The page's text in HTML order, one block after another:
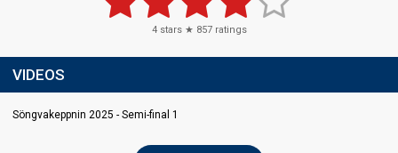
4stars ★ 857ratings
VIDEOS
Söngvakeppnin 2025 - Semi-final 1